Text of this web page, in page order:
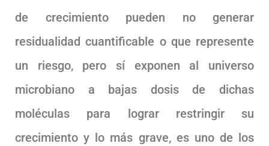
de crecimiento pueden no generar
residualidad cuantificable o que represente
un riesgo, pero sí exponen al universo
microbiano a bajas dosis de dichas
moléculas para lograr restringir su
crecimiento y lo más grave, es uno de los